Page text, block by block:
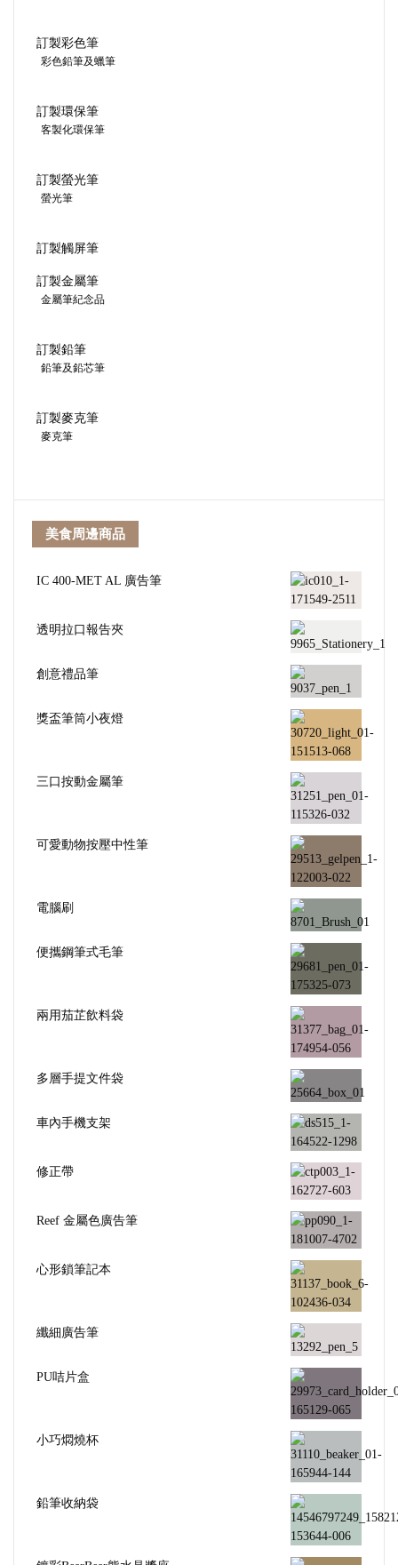
訂製彩色筆
彩色鉛筆及蠟筆
訂製環保筆
客製化環保筆
訂製螢光筆
螢光筆
訂製觸屏筆
訂製金屬筆
金屬筆紀念品
訂製鉛筆
鉛筆及鉛芯筆
訂製麥克筆
麥克筆
美食周邊商品
IC 400-MET AL 廣告筆
透明拉口報告夾
創意禮品筆
獎盃筆筒小夜燈
三口按動金屬筆
可愛動物按壓中性筆
電腦刷
便攜鋼筆式毛筆
兩用茄芷飲料袋
多層手提文件袋
車內手機支架
修正帶
Reef 金屬色廣告筆
心形鎖筆記本
纖細廣告筆
PU咭片盒
小巧燜燒杯
鉛筆收納袋